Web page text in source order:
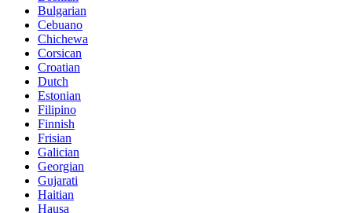
Bulgarian
Cebuano
Chichewa
Corsican
Croatian
Dutch
Estonian
Filipino
Finnish
Frisian
Galician
Georgian
Gujarati
Haitian
Hausa